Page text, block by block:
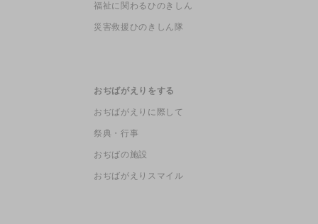
福祉に関わるひのきしん
災害救援ひのきしん隊
おぢばがえりをする
おぢばがえりに際して
祭典・行事
おぢばの施設
おぢばがえりスマイル